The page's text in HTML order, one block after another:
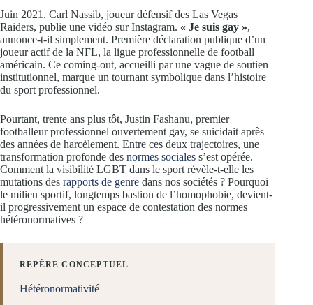
Juin 2021. Carl Nassib, joueur défensif des Las Vegas
Raiders, publie une vidéo sur Instagram. « Je suis gay »,
annonce-t-il simplement. Première déclaration publique d’un
joueur actif de la NFL, la ligue professionnelle de football
américain. Ce coming-out, accueilli par une vague de soutien
institutionnel, marque un tournant symbolique dans l’histoire
du sport professionnel.
Pourtant, trente ans plus tôt, Justin Fashanu, premier
footballeur professionnel ouvertement gay, se suicidait après
des années de harcèlement. Entre ces deux trajectoires, une
transformation profonde des normes sociales s’est opérée.
Comment la visibilité LGBT dans le sport révèle-t-elle les
mutations des rapports de genre dans nos sociétés ? Pourquoi
le milieu sportif, longtemps bastion de l’homophobie, devient-
il progressivement un espace de contestation des normes
hétéronormatives ?
REPÈRE CONCEPTUEL
Hétéronormativité